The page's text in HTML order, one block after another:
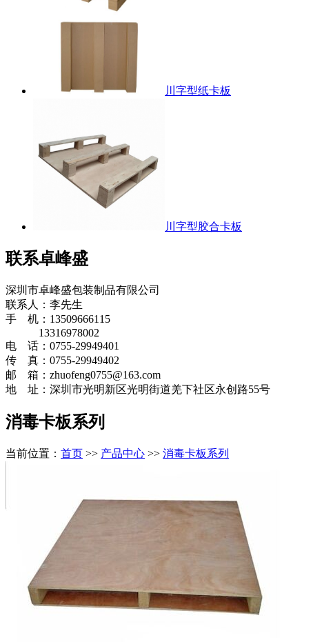
川字型纸卡板
川字型胶合卡板
联系卓峰盛
深圳市卓峰盛包装制品有限公司
联系人：李先生
手 机：13509666115
13316978002
电 话：0755-29949401
传 真：0755-29949402
邮 箱：zhuofeng0755@163.com
地 址：深圳市光明新区光明街道羌下社区永创路55号
消毒卡板系列
当前位置： 首页 >> 产品中心 >> 消毒卡板系列